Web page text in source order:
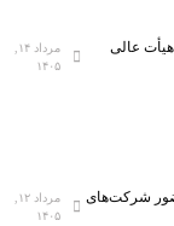
عالی
۱۴۰۵
از حضور شرکت‌های
۱۴۰۵